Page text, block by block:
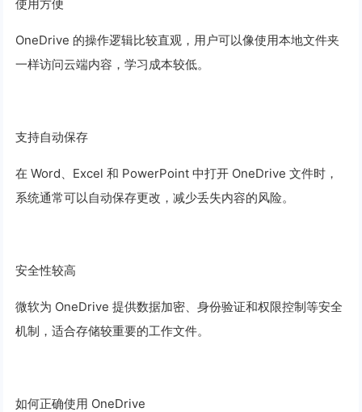
使用方便
OneDrive 的操作逻辑比较直观，用户可以像使用本地文件夹
一样访问云端内容，学习成本较低。
支持自动保存
在 Word、Excel 和 PowerPoint 中打开 OneDrive 文件时，
系统通常可以自动保存更改，减少丢失内容的风险。
安全性较高
微软为 OneDrive 提供数据加密、身份验证和权限控制等安全
机制，适合存储较重要的工作文件。
如何正确使用 OneDrive